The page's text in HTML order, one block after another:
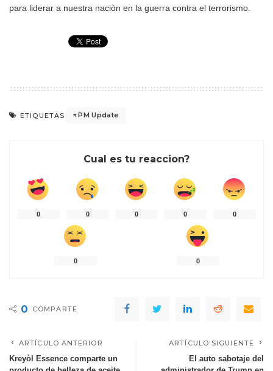
para liderar a nuestra nación en la guerra contra el terrorismo.
ETIQUETAS PM Update
Cual es tu reaccion?
0 0 0 0 0
0 0
0 COMPARTE
ARTÍCULO ANTERIOR
Kreyòl Essence comparte un
ARTÍCULO SIGUIENTE
El auto sabotaje del